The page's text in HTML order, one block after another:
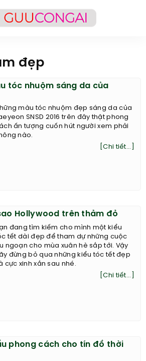
đẹp
tóc nhuộm sáng da của
màu tóc nhuộm đẹp sáng da của
SNSD 2016 trên đây thật phong
ấn tượng cuốn hút người xem phải
nào.
[Chi tiết...]
Hollywood trên thảm đỏ
đang tìm kiếm cho mình một kiểu
tết dài đẹp để tham dự những cuộc
ngoạn cho mùa xuân hè sắp tới. Vậy
đừng bỏ qua những kiểu tóc tết đẹp
cực xinh xắn sau nhé.
[Chi tiết...]
phong cách cho tín đồ thời